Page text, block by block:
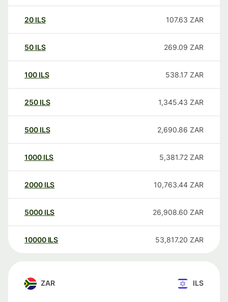
20 ILS 107.63 ZAR
50 ILS 269.09 ZAR
100 ILS 538.17 ZAR
250 ILS 1,345.43 ZAR
500 ILS 2,690.86 ZAR
1000 ILS 5,381.72 ZAR
2000 ILS 10,763.44 ZAR
5000 ILS 26,908.60 ZAR
10000 ILS 53,817.20 ZAR
ZAR ILS